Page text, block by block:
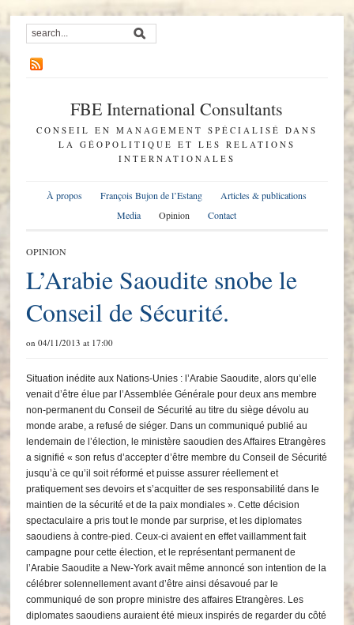
FBE International Consultants
CONSEIL EN MANAGEMENT SPÉCIALISÉ DANS
LA GÉOPOLITIQUE ET LES RELATIONS
INTERNATIONALES
À propos François Bujon de l’Estang
Articles & publications
Media
Opinion Contact
OPINION
L’Arabie Saoudite snobe le
Conseil de Sécurité.
on 04/11/2013 at 17:00
Situation inédite aux Nations-Unies : l’Arabie Saoudite, alors qu’elle
venait d’être élue par l’Assemblée Générale pour deux ans membre
non-permanent du Conseil de Sécurité au titre du siège dévolu au
monde arabe, a refusé de siéger. Dans un communiqué publié au
lendemain de l’élection, le ministère saoudien des Affaires Etrangères
a signifié « son refus d’accepter d’être membre du Conseil de Sécurité
jusqu’à ce qu’il soit réformé et puisse assurer réellement et
pratiquement ses devoirs et s’acquitter de ses responsabilité dans le
maintien de la sécurité et de la paix mondiales ». Cette décision
spectaculaire a pris tout le monde par surprise, et les diplomates
saoudiens à contre-pied. Ceux-ci avaient en effet vaillamment fait
campagne pour cette élection, et le représentant permanent de
l’Arabie Saoudite a New-York avait même annoncé son intention de la
célébrer solennellement avant d’être ainsi désavoué par le
communiqué de son propre ministre des affaires Etrangères. Les
diplomates saoudiens auraient été mieux inspirés de regarder du côté